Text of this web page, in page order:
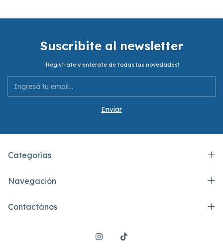
Suscribite al newsletter
¡Registrate y enterate de todas las novedades!
Categorías
Navegación
Contactános